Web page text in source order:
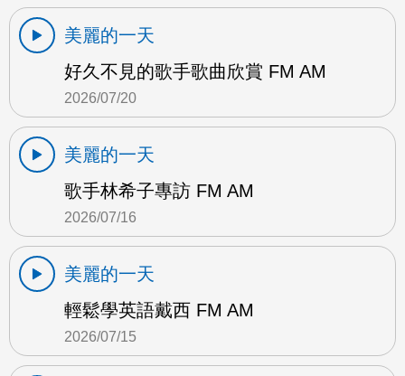
美麗的一天
好久不見的歌手歌曲欣賞 FM AM
2026/07/20
美麗的一天
歌手林希子專訪 FM AM
2026/07/16
美麗的一天
輕鬆學英語戴西 FM AM
2026/07/15